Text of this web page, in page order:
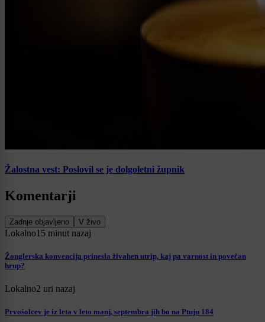
Žalostna vest: Poslovil se je dolgoletni župnik
Komentarji
Zadnje objavljeno V živo
Lokalno15 minut nazaj
Žonglerska konvencija prinesla živahen utrip, kaj pa varnost in povečan
hrup?
Lokalno2 uri nazaj
Prvošolcev je iz leta v leto manj, septembra jih bo na Ptuju 184